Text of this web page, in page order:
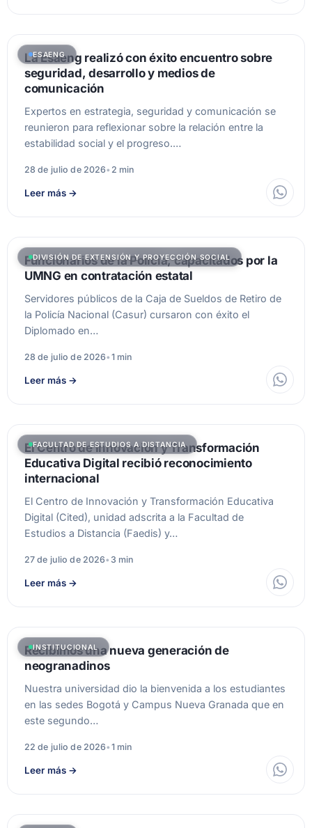
ESAENG
La Esaeng realizó con éxito encuentro sobre
seguridad, desarrollo y medios de
comunicación
Expertos en estrategia, seguridad y comunicación se
reunieron para reflexionar sobre la relación entre la
estabilidad social y el progreso.…
28 de julio de 2026• 2 min
Leer más →
DIVISIÓN DE EXTENSIÓN Y PROYECCIÓN SOCIAL
Funcionarios de la Policía, capacitados por la
UMNG en contratación estatal
Servidores públicos de la Caja de Sueldos de Retiro de
la Policía Nacional (Casur) cursaron con éxito el
Diplomado en…
28 de julio de 2026• 1 min
Leer más →
FACULTAD DE ESTUDIOS A DISTANCIA
El Centro de Innovación y Transformación
Educativa Digital recibió reconocimiento
internacional
El Centro de Innovación y Transformación Educativa
Digital (Cited), unidad adscrita a la Facultad de
Estudios a Distancia (Faedis) y…
27 de julio de 2026• 3 min
Leer más →
INSTITUCIONAL
Recibimos una nueva generación de
neogranadinos
Nuestra universidad dio la bienvenida a los estudiantes
en las sedes Bogotá y Campus Nueva Granada que en
este segundo…
22 de julio de 2026• 1 min
Leer más →